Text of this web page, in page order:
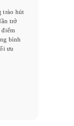
trào hút
trở
điểm
bình
ưu